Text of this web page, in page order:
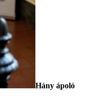
Hány ápoló